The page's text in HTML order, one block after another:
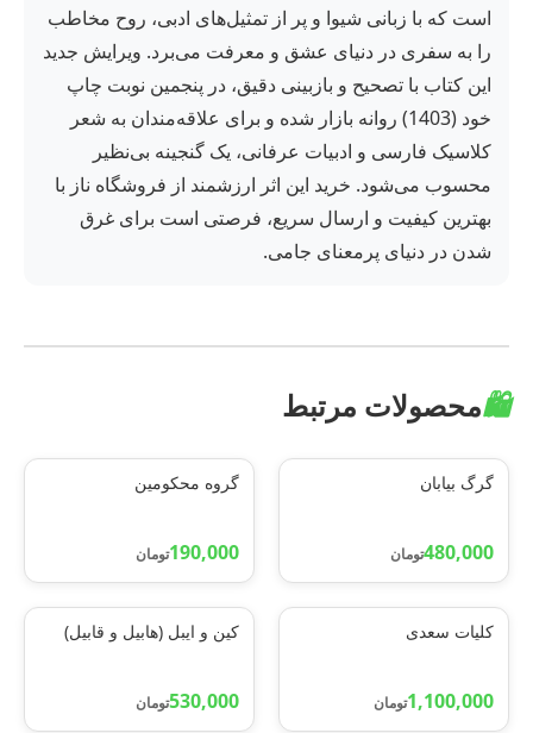
است که با زبانی شیوا و پر از تمثیل‌های ادبی، روح مخاطب
را به سفری در دنیای عشق و معرفت می‌برد. ویرایش جدید
این کتاب با تصحیح و بازبینی دقیق، در پنجمین نوبت چاپ
خود (1403) روانه بازار شده و برای علاقه‌مندان به شعر
کلاسیک فارسی و ادبیات عرفانی، یک گنجینه بی‌نظیر
محسوب می‌شود. خرید این اثر ارزشمند از فروشگاه ناز با
بهترین کیفیت و ارسال سریع، فرصتی است برای غرق
شدن در دنیای پرمعنای جامی.
🛍️محصولات مرتبط
گرگ بیابان
480,000تومان
گروه محکومین
190,000تومان
کلیات سعدی
1,100,000تومان
کین و ایبل (هابیل و قابیل)
530,000تومان